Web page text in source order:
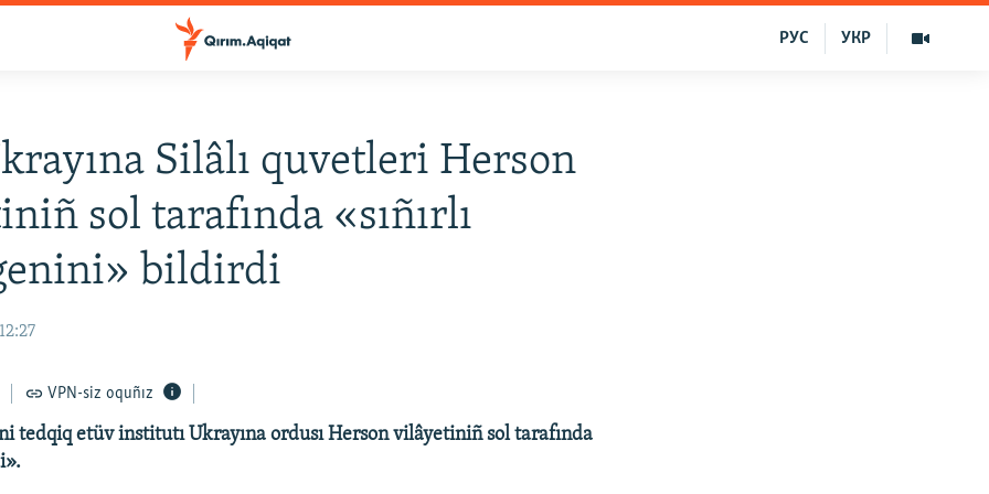
УКР
РУС
Silâlı quvetleri Herson
sol tarafında «sıñırlı
bildirdi
VPN-siz oquñız
tedqiq etüv institutı Ukrayına ordusı Herson vilâyetiniñ sol tarafında